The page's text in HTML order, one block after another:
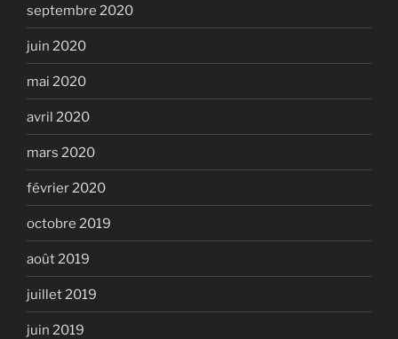
septembre 2020
juin 2020
mai 2020
avril 2020
mars 2020
février 2020
octobre 2019
août 2019
juillet 2019
juin 2019